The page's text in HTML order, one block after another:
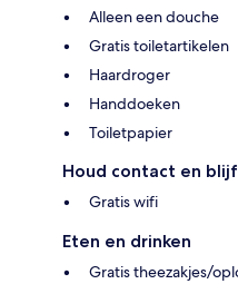
Alleen een douche
Gratis toiletartikelen
Haardroger
Handdoeken
Toiletpapier
Houd contact en
Gratis wifi
Eten en drinken
Gratis theezakjes/